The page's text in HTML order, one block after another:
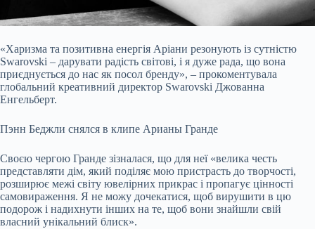
«Харизма та позитивна енергія Аріани резонують із сутністю
Swarovski – дарувати радість світові, і я дуже рада, що вона
приєднується до нас як посол бренду», – прокоментувала
глобальний креативний директор Swarovski Джованна
Енгельберт.
Пэнн Беджли снялся в клипе Арианы Гранде
Своєю чергою Гранде зізналася, що для неї «велика честь
представляти дім, який поділяє мою пристрасть до творчості,
розширює межі світу ювелірних прикрас і пропагує цінності
самовираження. Я не можу дочекатися, щоб вирушити в цю
подорож і надихнути інших на те, щоб вони знайшли свій
власний унікальний блиск».